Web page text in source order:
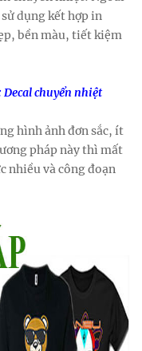
dụng kết hợp in
bền màu, tiết kiệm
Decal chuyển nhiệt
hình ảnh đơn sắc, ít
pháp này thì mất
nhiều và công đoạn